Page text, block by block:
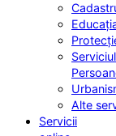
Alte
Servicii